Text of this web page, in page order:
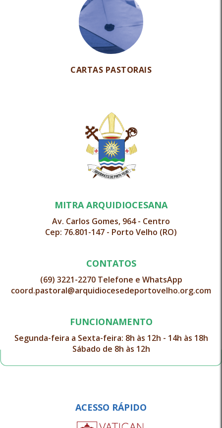
CARTAS PASTORAIS
MITRA ARQUIDIOCESANA
Av. Carlos Gomes, 964 - Centro
Cep: 76.801-147 - Porto Velho (RO)
CONTATOS
(69) 3221-2270 Telefone e WhatsApp
coord.pastoral@arquidiocesedeportovelho.org.com
FUNCIONAMENTO
Segunda-feira a Sexta-feira: 8h às 12h - 14h às 18h
Sábado de 8h às 12h
ACESSO RÁPIDO